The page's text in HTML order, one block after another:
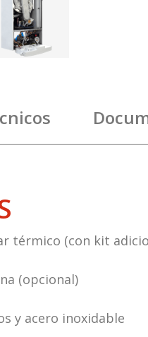
térmico (con kit
(opcional)
y acero inoxidable